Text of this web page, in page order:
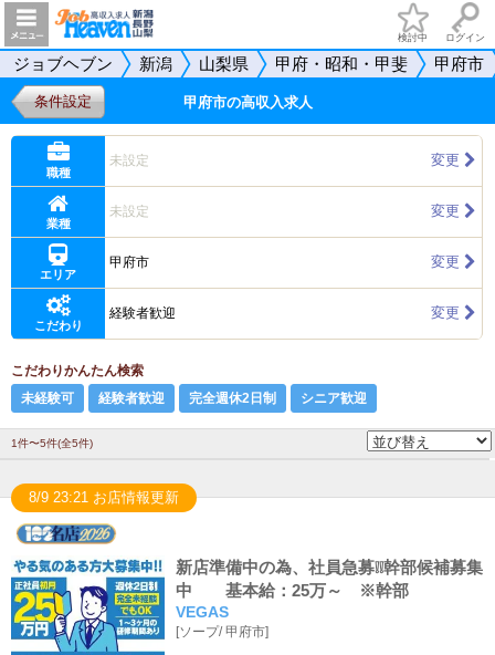
検討中 ログイン
ジョブヘブン 新潟 山梨県 甲府・昭和・甲斐 甲府市
条件設定 甲府市の高収入求人
職種
未設定 変更
業種
未設定 変更
エリア
甲府市 変更
こだわり
経験者歓迎 変更
こだわりかんたん検索
未経験可
経験者歓迎 完全週休2日制 シニア歓迎
1件〜5件(全5件)
8/9 23:21 お店情報更新
新店準備中の為、社員急募❕❕幹部候補募集
中 基本給：25万～ ※幹部
VEGAS
[ソープ/甲府市]